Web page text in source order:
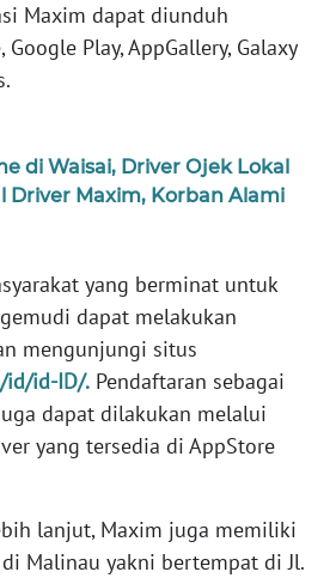
Maxim dapat diunduh
Play, AppGallery, Galaxy
di Waisai, Driver Ojek Lokal
Driver Maxim, Korban Alami
yang berminat untuk
dapat melakukan
mengunjungi situs
id/id-ID/. Pendaftaran sebagai
dapat dilakukan melalui
yang tersedia di AppStore
lanjut, Maxim juga memiliki
Malinau yakni bertempat di Jl.